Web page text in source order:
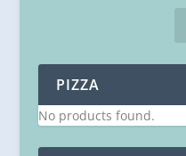
PIZZA
No products found.